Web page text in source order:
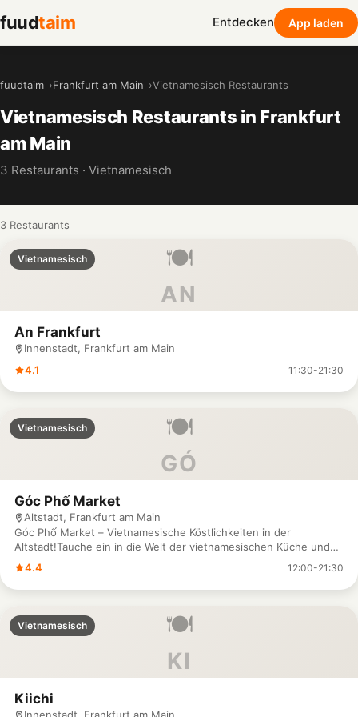
fuudtaim Entdecken App laden
fuudtaim Frankfurt am Main Vietnamesisch Restaurants
Vietnamesisch Restaurants in Frankfurt
am Main
3 Restaurants · Vietnamesisch
3 Restaurants
🍽️
AN
Vietnamesisch
An Frankfurt
Innenstadt, Frankfurt am Main
4.1
11:30-21:30
🍽️
GÓ
Vietnamesisch
Góc Phố Market
Altstadt, Frankfurt am Main
Góc Phố Market – Vietnamesische Köstlichkeiten in der
Altstadt!Tauche ein in die Welt der vietnamesischen Küche und
lass dich im Góc Phố Market verwöhnen! In unserem gemütlichen
Restaurant in der Frankfurter Altstadt erwarten dich
authentische vietnamesische Gerichte, die mit frischen Zutaten
über knusprige Frühlingsrollen bis hin zu herzhaften Banh Mi –
hier findest du alles, was dein Herz begehrt. Unsere Gaststätte
vietnamesische Spezialitäten zu genießen. Egal, ob du mit
Freunden, der Familie oder alleine vorbeikommst – bei uns fühlst
du dich immer willkommen. Du findest uns im Schärfengäßchen 4
in Frankfurt am Main. Wir freuen uns darauf, dich bei uns
4.4 12:00-21:30
🍽️
KI
Vietnamesisch
Kiichi